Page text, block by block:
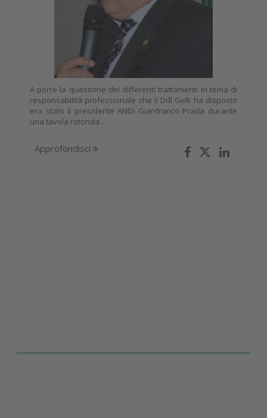
A porre la questione dei differenti trattamenti in tema di
responsabilità professionale che il Ddl Gelli ha disposto
era stato il presidente ANDI Gianfranco Prada durante
una tavola rotonda...
Approfondisci